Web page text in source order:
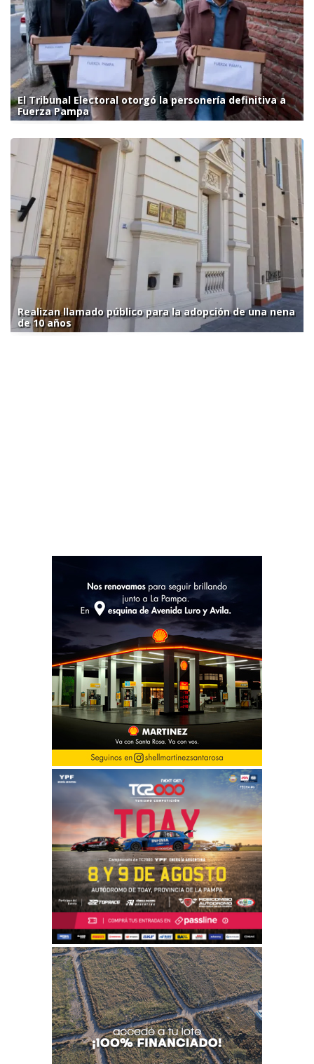
El Tribunal Electoral otorgó la personería definitiva a
Fuerza Pampa
Realizan llamado público para la adopción de una nena
de 10 años